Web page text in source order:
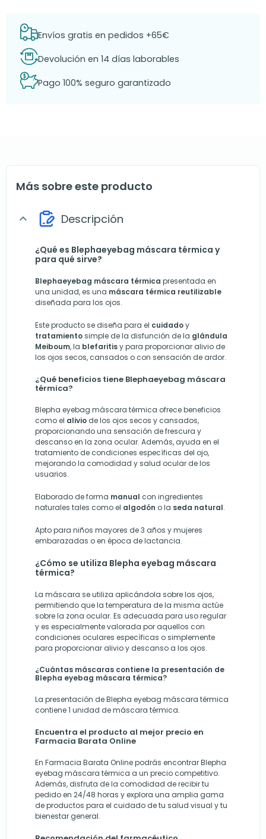
Envíos gratis en pedidos +65€
Devolución en 14 días laborables
Pago 100% seguro garantizado
Más sobre este producto
expand_more Descripción
¿Qué es Blephaeyebag máscara térmica y
para qué sirve?
Blephaeyebag máscara térmica presentada en
una unidad, es una máscara térmica reutilizable
diseñada para los ojos.
Este producto se diseña para el cuidadoy
tratamientosimple de la disfunción de la glándula
Meiboum, la blefaritisy para proporcionar alivio de
los ojos secos, cansados o con sensación de ardor.
¿Qué beneficios tiene Blephaeyebag máscara
térmica?
Blepha eyebag máscara térmica ofrece beneficios
como el alivio de los ojos secos y cansados,
proporcionando una sensación de frescura y
descanso en la zona ocular. Además, ayuda en el
tratamiento de condiciones específicas del ojo,
mejorando la comodidad y salud ocular de los
usuarios.
Elaborado de forma manual con ingredientes
naturales tales como el algodón o la seda natural.
Apto para niños mayores de 3 años y mujeres
embarazadas o en época de lactancia.
¿Cómo se utiliza Blepha eyebag máscara
térmica?
La máscara se utiliza aplicándola sobre los ojos,
permitiendo que la temperatura de la misma actúe
sobre la zona ocular. Es adecuada para uso regular
y es especialmente valorada por aquellos con
condiciones oculares específicas o simplemente
para proporcionar alivio y descanso a los ojos.
¿Cuántas máscaras contiene la presentación de
Blepha eyebag máscara térmica?
La presentación de Blepha eyebag máscara térmica
contiene 1 unidad de máscara térmica.
Encuentra el producto al mejor precio en
Farmacia Barata Online
En Farmacia Barata Onlinepodrás encontrar Blepha
eyebag máscara térmica a un precio competitivo.
Además, disfruta de la comodidad de recibir tu
pedido en 24/48 horas y explora una amplia gama
de productos para el cuidado de tu salud visual y tu
bienestar general.